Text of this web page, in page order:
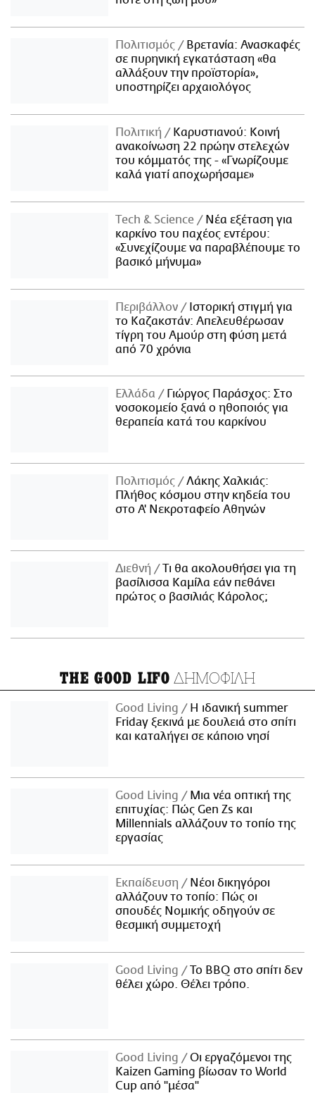
Πολιτισμός
Βρετανία: Ανασκαφές
σε πυρηνική εγκατάσταση «θα
αλλάξουν την προϊστορία»,
υποστηρίζει αρχαιολόγος
Πολιτική
Καρυστιανού: Κοινή
ανακοίνωση 22 πρώην στελεχών
του κόμματός της - «Γνωρίζουμε
καλά γιατί αποχωρήσαμε»
Τech & Science
Νέα εξέταση για
καρκίνο του παχέος εντέρου:
«Συνεχίζουμε να παραβλέπουμε το
βασικό μήνυμα»
Περιβάλλον
Ιστορική στιγμή για
το Καζακστάν: Απελευθέρωσαν
τίγρη του Αμούρ στη φύση μετά
από 70 χρόνια
Ελλάδα
Γιώργος Παράσχος: Στο
νοσοκομείο ξανά ο ηθοποιός για
θεραπεία κατά του καρκίνου
Πολιτισμός
Λάκης Χαλκιάς:
Πλήθος κόσμου στην κηδεία του
στο Α' Νεκροταφείο Αθηνών
Διεθνή
Τι θα ακολουθήσει για τη
βασίλισσα Καμίλα εάν πεθάνει
πρώτος ο βασιλιάς Κάρολος;
THE GOOD LIFO ΔΗΜΟΦΙΛΗ
Good Living
Η ιδανική summer
Friday ξεκινά με δουλειά στο σπίτι
και καταλήγει σε κάποιο νησί
Good Living
Μια νέα οπτική της
επιτυχίας: Πώς Gen Zs και
Millennials αλλάζουν το τοπίο της
εργασίας
Εκπαίδευση
Νέοι δικηγόροι
αλλάζουν το τοπίο: Πώς οι
σπουδές Νομικής οδηγούν σε
θεσμική συμμετοχή
Good Living
Το BBQ στο σπίτι δεν
θέλει χώρο. Θέλει τρόπο.
Good Living
Οι εργαζόμενοι της
Kaizen Gaming βίωσαν το World
Cup από "μέσα"